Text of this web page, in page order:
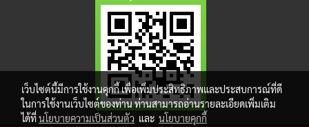
เว็บไซต์นี้มีการใช้งานคุกกี้ เพื่อเพิ่มประสิทธิภาพและประสบการณ์ที่ดี
ในการใช้งานเว็บไซต์ของท่าน ท่านสามารถอ่านรายละเอียดเพิ่มเติม
ได้ที่นโยบายความเป็นส่วนตัว และ นโยบายคุกกี้